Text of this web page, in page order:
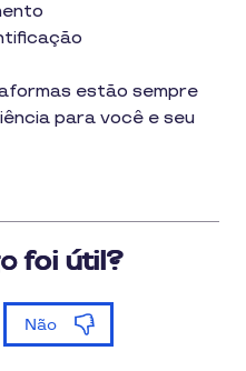
estão sempre
para você e seu